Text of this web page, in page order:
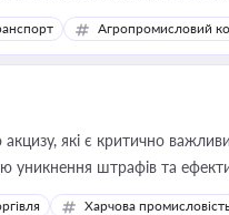
Агропромисловий
які є критично
уникнення штрафів та
Харчова